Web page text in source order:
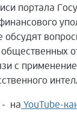
портала
с
- на YouTube-